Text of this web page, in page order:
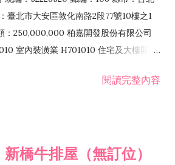
臺北市大安區敦化南路2段77號10樓之1
：250,000,000 柏嘉開發股份有限公司
室內裝潢業 H701010 住宅及大樓開發
賣業 H703100 不動產租賃業 I503010
閱讀完整內容
新橋牛排屋（無訂位）